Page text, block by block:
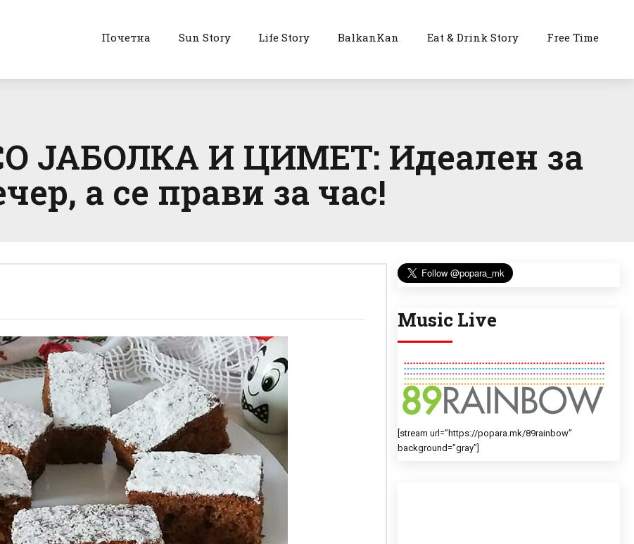
Почетна Sun Story Life Story BalkanKan Eat & Drink Story Free Time
ЈАБОЛКА И ЦИМЕТ: Идеален за
а се прави за час!
Music Live
[stream url=”https://popara.mk/89rainbow”
background=”gray”]